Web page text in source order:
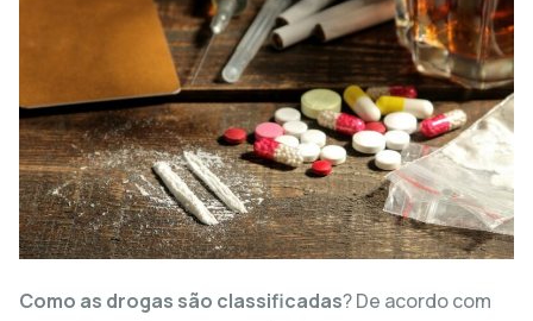
Como as drogas são classificadas? De acordo com